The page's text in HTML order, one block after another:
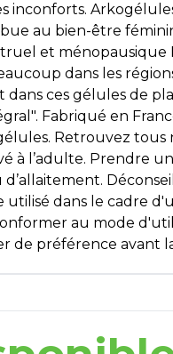
inconforts.
au bien-être
et
dans les
ces gélules de
Fabriqué en
Retrouvez
à l’adulte. Prendre
d’allaitement.
dans le cadre
au mode
de préférence avant